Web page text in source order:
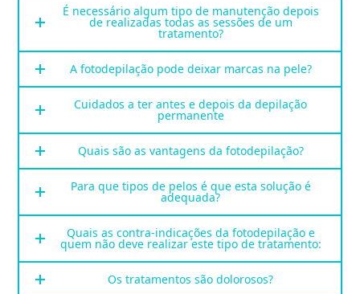
É necessário algum tipo de manutenção depois
de realizadas todas as sessões de um
tratamento?
A fotodepilação pode deixar marcas na pele?
Cuidados a ter antes e depois da depilação
permanente
Quais são as vantagens da fotodepilação?
Para que tipos de pelos é que esta solução é
adequada?
Quais as contra-indicações da fotodepilação e
quem não deve realizar este tipo de tratamento:
Os tratamentos são dolorosos?